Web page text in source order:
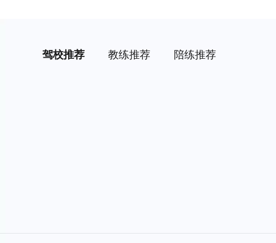
驾校推荐 教练推荐 陪练推荐